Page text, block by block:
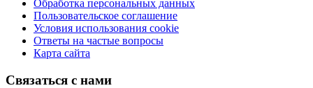
Обработка персональных данных
Пользовательское соглашение
Условия использования cookie
Ответы на частые вопросы
Карта сайта
Связаться с нами